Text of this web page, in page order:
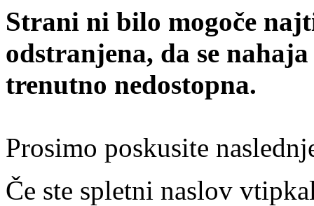
Strani ni bilo mogoče
odstranjena, da se
trenutno nedostopna.
Prosimo poskusite
Če ste spletni naslov